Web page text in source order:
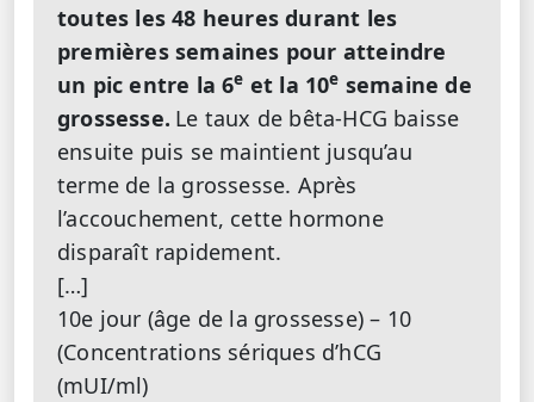
toutes les 48 heures durant les
premières semaines pour atteindre
un pic entre la 6e et la 10e semaine de
grossesse. Le taux de bêta-HCG baisse
ensuite puis se maintient jusqu’au
terme de la grossesse. Après
l’accouchement, cette hormone
disparaît rapidement.
[…]
10e jour (âge de la grossesse) – 10
(Concentrations sériques d’hCG
(mUI/ml)